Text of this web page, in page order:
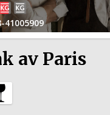
41005909
av Paris